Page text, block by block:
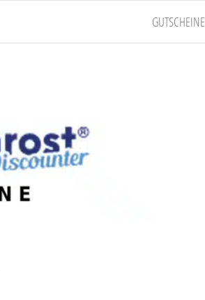
GUTSCHEINE